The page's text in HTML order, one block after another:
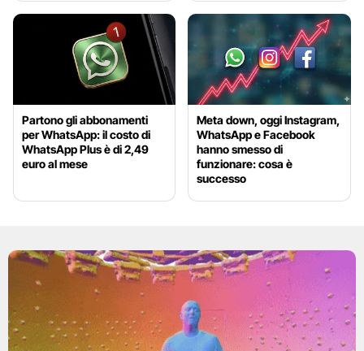
Partono gli abbonamenti
per WhatsApp: il costo di
WhatsApp Plus è di 2,49
euro al mese
Meta down, oggi Instagram,
WhatsApp e Facebook
hanno smesso di
funzionare: cosa è
successo